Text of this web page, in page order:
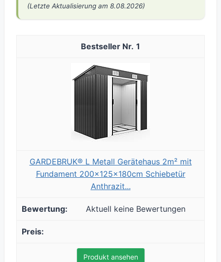
(Letzte Aktualisierung am 8.08.2026)
1
GARDEBRUK® L Metall Gerätehaus 2m² mit
Fundament 200x125x180cm Schiebetür
Anthrazit...
Aktuell keine Bewertungen
Produkt ansehen